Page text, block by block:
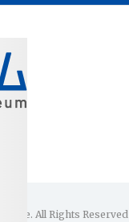
All Rights Reserved